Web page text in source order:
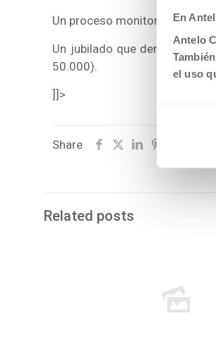
En
Antelo
el uso
Un proceso monitorio, lleva
Un jubilado que demande a
50.000).
]]>
Share
Related posts